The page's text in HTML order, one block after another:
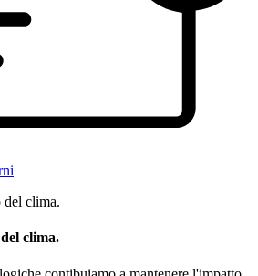
clima.